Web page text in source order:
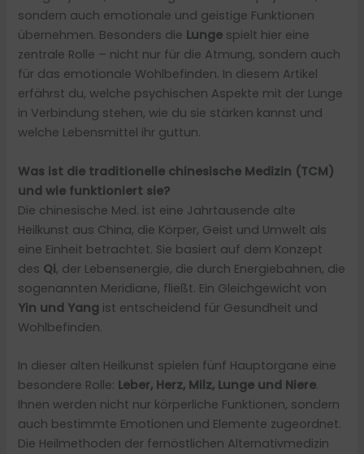
sondern auch emotionale und geistige Funktionen
übernehmen. Besonders die Lunge spielt hier eine
zentrale Rolle – nicht nur für die Atmung, sondern auch
für das emotionale Wohlbefinden. In diesem Artikel
erfährst du, welche psychischen Aspekte mit der Lunge
in Verbindung stehen, wie du sie stärken kannst und
welche Lebensmittel ihr guttun.
Was ist die traditionelle chinesische Medizin (TCM)
und wie funktioniert sie?
Die chinesische Med. ist eine Jahrtausende alte
Heilkunst aus China, die Körper, Geist und Umwelt als
eine Einheit betrachtet. Sie basiert auf dem Konzept
des Qi, der Lebensenergie, die durch Energiebahnen, die
sogenannten Meridiane, fließt. Ein Gleichgewicht von
Yin und Yang ist entscheidend für Gesundheit und
Wohlbefinden.
In dieser alten Heilkunst spielen fünf Hauptorgane eine
besondere Rolle: Leber, Herz, Milz, Lunge und Niere.
Ihnen werden nicht nur körperliche Funktionen, sondern
auch bestimmte Emotionen und Elemente zugeordnet.
Die Heilmethoden der fernöstlichen Alternativmedizin